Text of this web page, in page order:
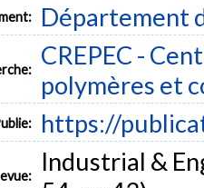
Département
CREPEC -
polymères et
https://
Industrial &